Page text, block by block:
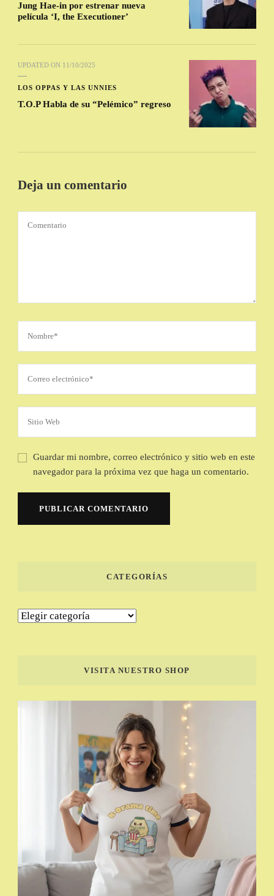
Jung Hae-in por estrenar nueva
película ‘I, the Executioner’
UPDATED ON 11/10/2025
LOS OPPAS Y LAS UNNIES
T.O.P Habla de su “Pelémico” regreso
Deja un comentario
Guardar mi nombre, correo electrónico y sitio web en este
navegador para la próxima vez que haga un comentario.
CATEGORÍAS
Categorías
VISITA NUESTRO SHOP